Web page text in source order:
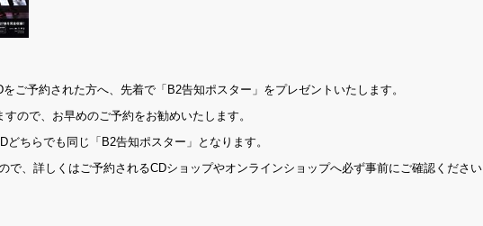
ご予約された方へ、先着で「B2告知ポスター」をプレゼントいたします。
ので、お早めのご予約をお勧めいたします。
ちらでも同じ「B2告知ポスター」となります。
、詳しくはご予約されるCDショップやオンラインショップへ必ず事前にご確認くださ